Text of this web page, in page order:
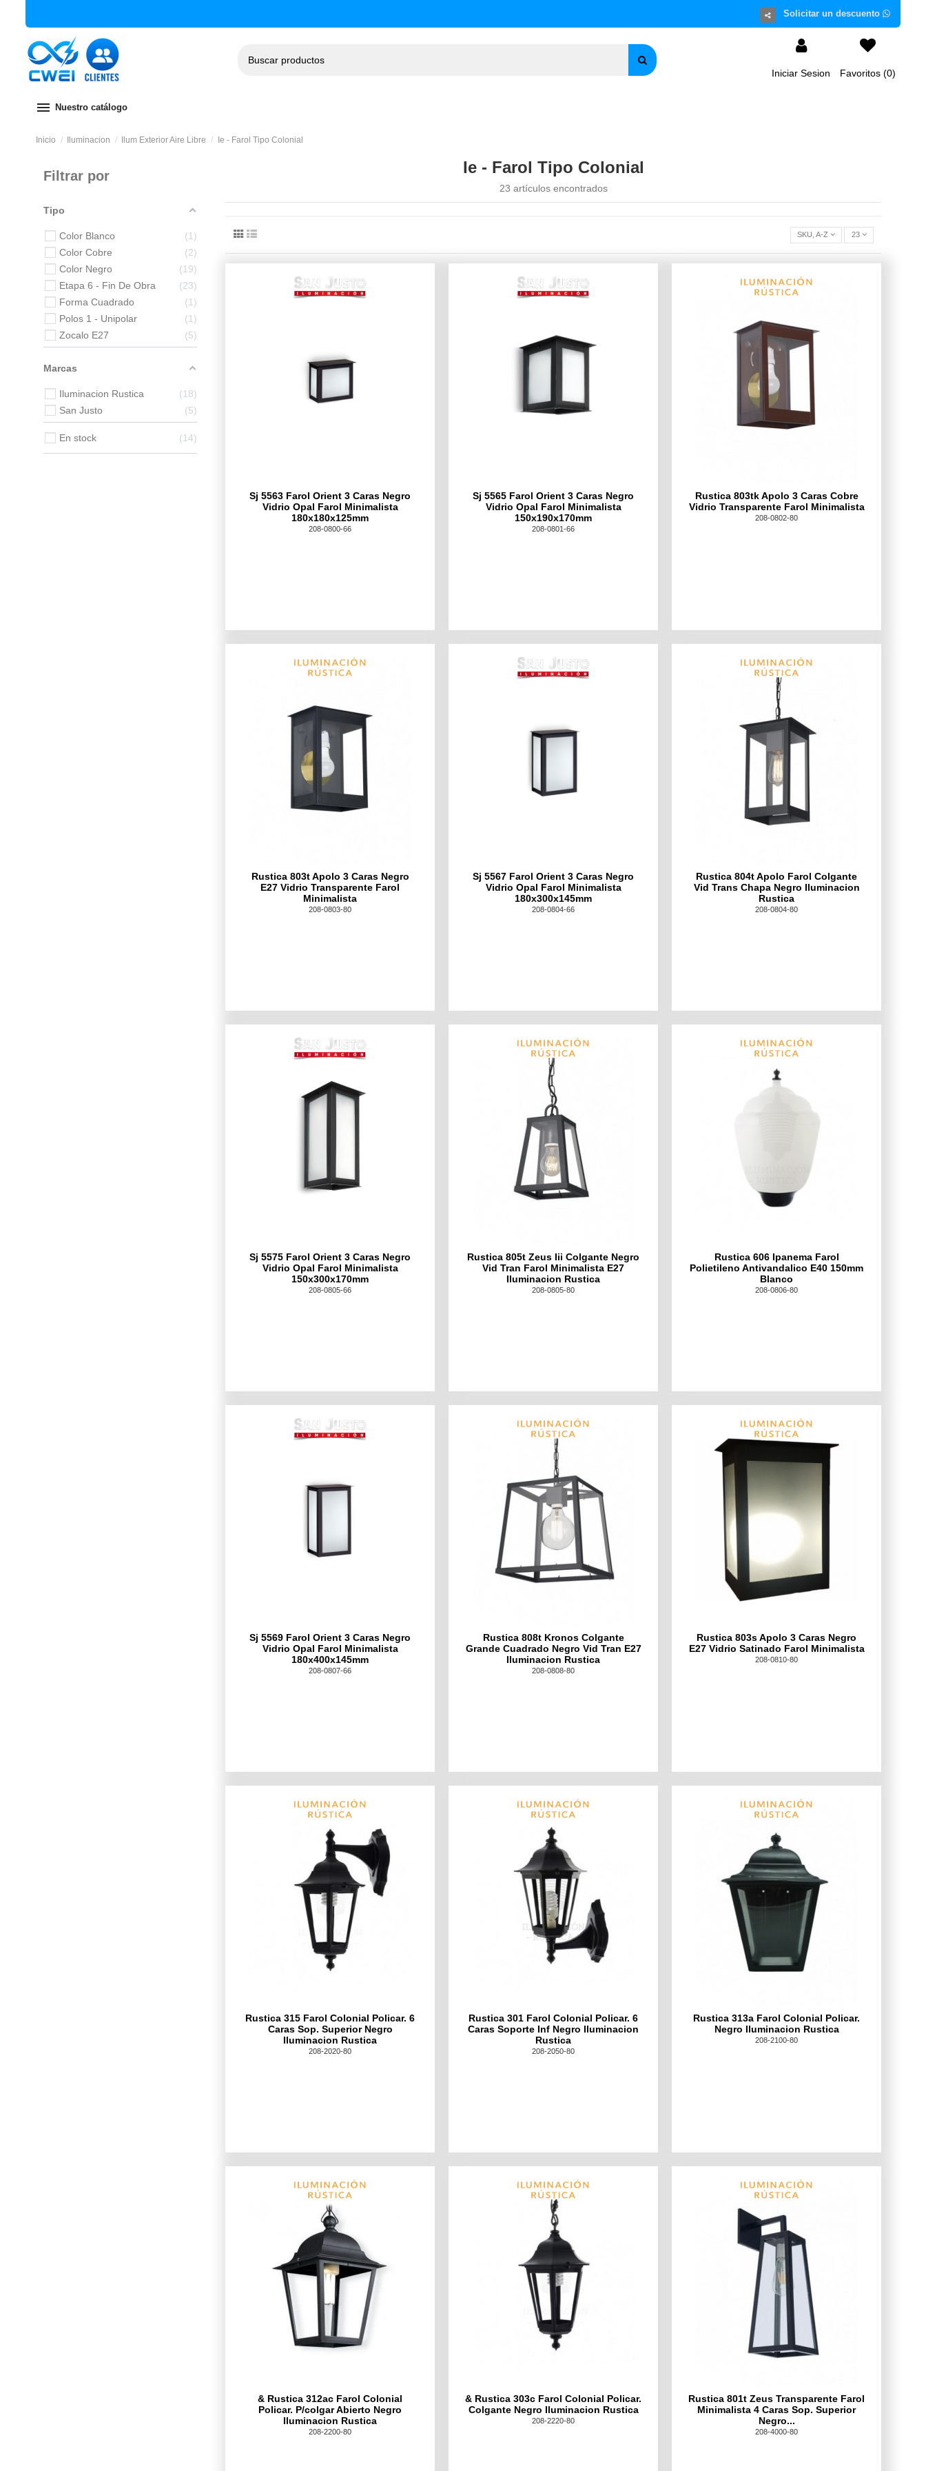
Iniciar Sesion Favoritos (0)
menu Nuestro catálogo
Inicio Iluminacion Ilum Exterior Aire Libre Ie - Farol Tipo Colonial
Ie - Farol Tipo Colonial
23 artículos encontrados
Sj 5563 Farol Orient 3 Caras Negro
Vidrio Opal Farol Minimalista
180x180x125mm
208-0800-66
Sj 5565 Farol Orient 3 Caras Negro
Vidrio Opal Farol Minimalista
150x190x170mm
208-0801-66
Rustica 803tk Apolo 3 Caras Cobre
Vidrio Transparente Farol Minimalista
208-0802-80
Rustica 803t Apolo 3 Caras Negro
E27 Vidrio Transparente Farol
Minimalista
208-0803-80
Sj 5567 Farol Orient 3 Caras Negro
Vidrio Opal Farol Minimalista
180x300x145mm
208-0804-66
Rustica 804t Apolo Farol Colgante
Vid Trans Chapa Negro Iluminacion
Rustica
208-0804-80
Sj 5575 Farol Orient 3 Caras Negro
Vidrio Opal Farol Minimalista
150x300x170mm
208-0805-66
Rustica 805t Zeus Iii Colgante Negro
Vid Tran Farol Minimalista E27
Iluminacion Rustica
208-0805-80
Rustica 606 Ipanema Farol
Polietileno Antivandalico E40 150mm
Blanco
208-0806-80
Sj 5569 Farol Orient 3 Caras Negro
Vidrio Opal Farol Minimalista
180x400x145mm
208-0807-66
Rustica 808t Kronos Colgante
Grande Cuadrado Negro Vid Tran E27
Iluminacion Rustica
208-0808-80
Rustica 803s Apolo 3 Caras Negro
E27 Vidrio Satinado Farol Minimalista
208-0810-80
Rustica 315 Farol Colonial Policar. 6
Caras Sop. Superior Negro
Iluminacion Rustica
208-2020-80
Rustica 301 Farol Colonial Policar. 6
Caras Soporte Inf Negro Iluminacion
Rustica
208-2050-80
Rustica 313a Farol Colonial Policar.
Negro Iluminacion Rustica
208-2100-80
& Rustica 312ac Farol Colonial
Policar. P/colgar Abierto Negro
Iluminacion Rustica
208-2200-80
& Rustica 303c Farol Colonial Policar.
Colgante Negro Iluminacion Rustica
208-2220-80
Rustica 801t Zeus Transparente Farol
Minimalista 4 Caras Sop. Superior
Negro...
208-4000-80
Filtrar por
Tipo
Color Blanco
1
Color Cobre
2
Color Negro
19
Etapa 6 - Fin De Obra
23
Forma Cuadrado
1
Polos 1 - Unipolar
1
Zocalo E27
5
Marcas
Iluminacion Rustica
18
San Justo
5
En stock 14